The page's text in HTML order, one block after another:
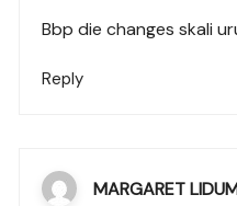
Bbp die changes skali
Reply
MARGARET